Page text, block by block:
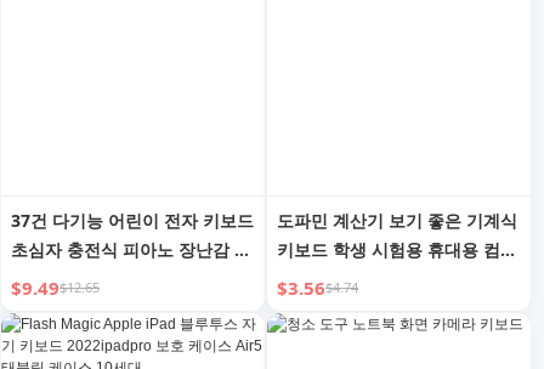
37건 다기능 어린이 전자 키보드
초심자 충전식 피아노 장난감 남
녀 아기 3-8세 입문 악기
$9.49$12.65
도파민 계산기 보기 좋은 기계식
키보드 학생 시험용 휴대용 컴퓨
터 12자리 대형 화면
$3.56$4.74